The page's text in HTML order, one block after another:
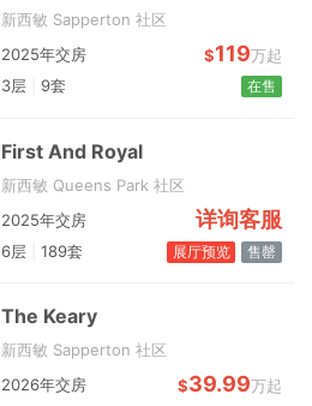
新西敏 Sapperton 社区
2025年交房
$119万起
3层
9套 在售
First And Royal
新西敏 Queens Park 社区
2025年交房
详询客服
6层 189套 售罄
展厅预览
The Keary
新西敏 Sapperton 社区
2026年交房
$39.99万起